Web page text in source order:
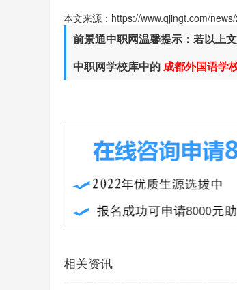
本文来源：https://www.qjingt.com/
前景通中职网温馨提示：若以上
中职网学校库中的成都外国语学
相关资讯